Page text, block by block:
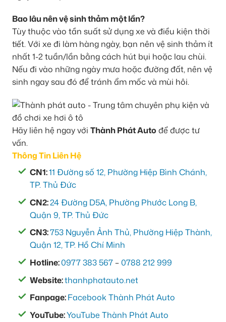
Bao lâu nên vệ sinh thảm một lần?
Tùy thuộc vào tần suất sử dụng xe và điều kiện thời
tiết. Với xe đi làm hàng ngày, bạn nên vệ sinh thảm ít
nhất 1-2 tuần/lần bằng cách hút bụi hoặc lau chùi.
Nếu đi vào những ngày mưa hoặc đường đất, nên vệ
sinh ngay sau đó để tránh ẩm mốc và mùi hôi.
Hãy liên hệ ngay với Thành Phát Auto để được tư
vấn.
Thông Tin Liên Hệ
CN1:11 Đường số 12, Phường Hiệp Bình Chánh,
TP. Thủ Đức
CN2:24 Đường D5A, Phường Phước Long B,
Quận 9, TP. Thủ Đức
CN3:753 Nguyễn Ảnh Thủ, Phường Hiệp Thành,
Quận 12, TP. Hồ Chí Minh
Hotline:0977 383 567 –0788 212 999
Website:thanhphatauto.net
Fanpage:Facebook Thành Phát Auto
YouTube:YouTube Thành Phát Auto